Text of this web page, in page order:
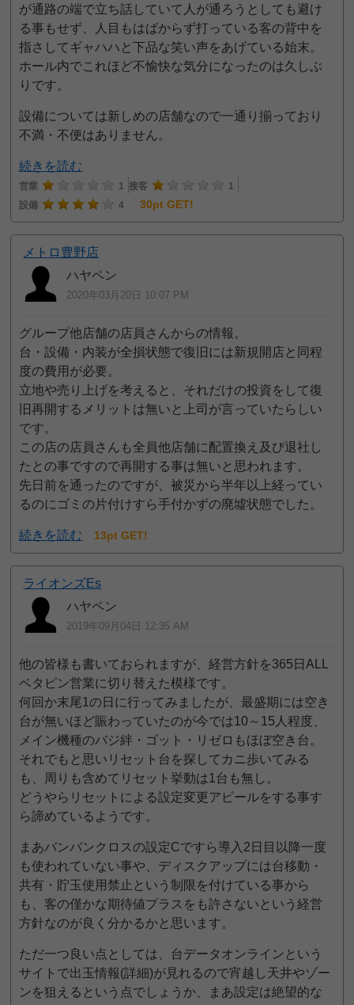
が通路の端で立ち話していて人が通ろうとしても避け
る事もせず、人目もはばからず打っている客の背中を
指さしてギャハハと下品な笑い声をあげている始末。
ホール内でこれほど不愉快な気分になったのは久しぶ
りです。
設備については新しめの店舗なので一通り揃っており
不満・不便はありません。
続きを読む
営業 1 接客
1
設備
4 30pt GET!
メトロ豊野店
ハヤペン
2020年03月20日 10:07 PM
グループ他店舗の店員さんからの情報。
台・設備・内装が全損状態で復旧には新規開店と同程
度の費用が必要。
立地や売り上げを考えると、それだけの投資をして復
旧再開するメリットは無いと上司が言っていたらしい
です。
この店の店員さんも全員他店舗に配置換え及び退社し
たとの事ですので再開する事は無いと思われます。
先日前を通ったのですが、被災から半年以上経ってい
るのにゴミの片付けすら手付かずの廃墟状態でした。
続きを読む 13pt GET!
ライオンズEs
ハヤペン
2019年09月04日 12:35 AM
他の皆様も書いておられますが、経営方針を365日ALL
ベタピン営業に切り替えた模様です。
何回か末尾1の日に行ってみましたが、最盛期には空き
台が無いほど賑わっていたのが今では10～15人程度、
メイン機種のバジ絆・ゴット・リゼロもほぼ空き台。
それでもと思いリセット台を探してカニ歩いてみる
も、周りも含めてリセット挙動は1台も無し。
どうやらリセットによる設定変更アピールをする事す
ら諦めているようです。
まあバンバンクロスの設定Cですら導入2日目以降一度
も使われていない事や、ディスクアップには台移動・
共有・貯玉使用禁止という制限を付けている事から
も、客の僅かな期待値プラスをも許さないという経営
方針なのが良く分かるかと思います。
ただ一つ良い点としては、台データオンラインという
サイトで出玉情報(詳細)が見れるので宵越し天井やゾー
ンを狙えるという点でしょうか、まあ設定は絶望的な